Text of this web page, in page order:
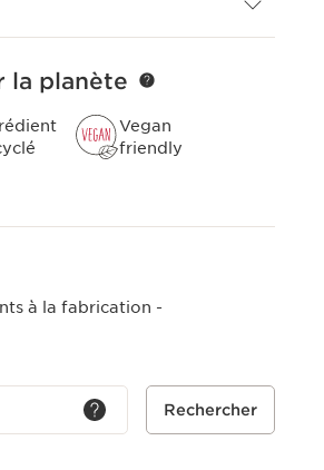
la planète
Vegan
friendly
à la fabrication -
Rechercher